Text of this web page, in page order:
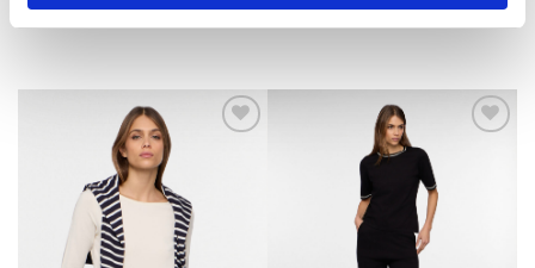
17.95KM 13.90KM
17.95KM